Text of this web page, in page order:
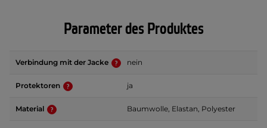
Parameter des Produktes
Verbindung mit der Jacke nein
Protektoren ja
Material Baumwolle, Elastan, Polyester